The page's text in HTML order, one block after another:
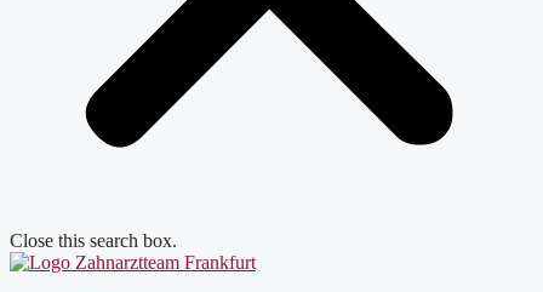
Close this search box.